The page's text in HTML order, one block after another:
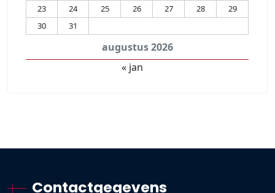
augustus 2026
23
24 25 26 27 28
29
30
31
« jan
Contactgegevens